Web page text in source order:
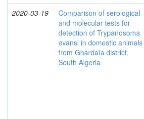
2020-03-19
Comparison of serological
and molecular tests for
detection of Trypanosoma
evansi in domestic animals
from Ghardaïa district,
South Algeria